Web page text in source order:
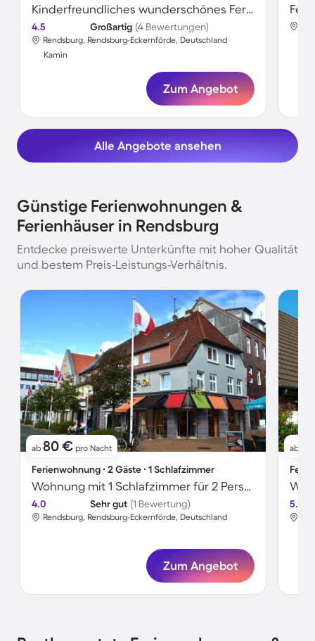
Kinderfreundliches wunderschönes Ferienhaus mit Garten, Terrasse und Grill | Seeblick | Ideal für Homeoffice
4.5 Großartig (4 Bewertungen)
Rendsburg, Rendsburg-Eckernförde, Deutschland
Kamin
Zum Angebot
Alle Angebote ansehen
Günstige Ferienwohnungen &
Ferienhäuser in Rendsburg
Entdecke preiswerte Unterkünfte mit hoher Qualität
und bestem Preis-Leistungs-Verhältnis.
ab 80 € pro Nacht
Ferienwohnung ∙ 2 Gäste ∙ 1 Schlafzimmer
Wohnung mit 1 Schlafzimmer für 2 Personen
4.0 Sehr gut (1 Bewertung)
Rendsburg, Rendsburg-Eckernförde, Deutschland
Zum Angebot
ab
5.0